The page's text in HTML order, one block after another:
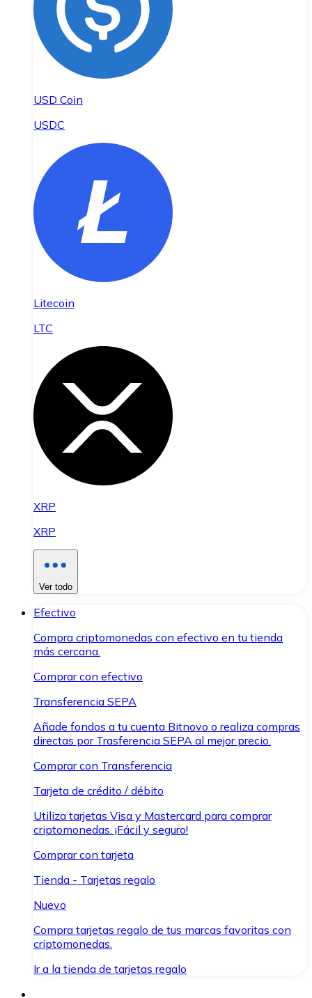
USD Coin
USDC
Litecoin
LTC
XRP
XRP
Ver todo
Efectivo
Compra criptomonedas con efectivo en tu tienda
más cercana.
Comprar con efectivo
Transferencia SEPA
Añade fondos a tu cuenta Bitnovo o realiza compras
directas por Trasferencia SEPA al mejor precio.
Comprar con Transferencia
Tarjeta de crédito / débito
Utiliza tarjetas Visa y Mastercard para comprar
criptomonedas. ¡Fácil y seguro!
Comprar con tarjeta
Tienda - Tarjetas regalo
Nuevo
Compra tarjetas regalo de tus marcas favoritas con
criptomonedas.
Ir a la tienda de tarjetas regalo